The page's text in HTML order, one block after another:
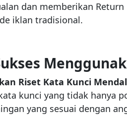
dan memberikan
iklan tradisional.
Riset Kata Kunci
kunci yang tidak hanya
yang sesuai dengan